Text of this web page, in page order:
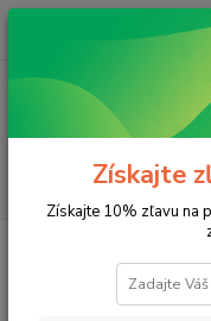
(Po-Pia, 8-17 hod.)
T-kus 40x1"x40 VNZ
T-kus
Získajte
Získajte 10% zľavu na